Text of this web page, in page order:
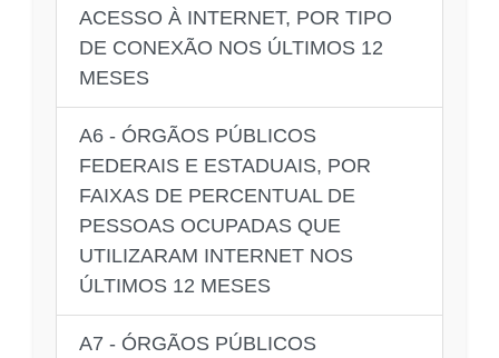
ACESSO À INTERNET, POR TIPO
DE CONEXÃO NOS ÚLTIMOS 12
MESES
A6 - ÓRGÃOS PÚBLICOS
FEDERAIS E ESTADUAIS, POR
FAIXAS DE PERCENTUAL DE
PESSOAS OCUPADAS QUE
UTILIZARAM INTERNET NOS
ÚLTIMOS 12 MESES
A7 - ÓRGÃOS PÚBLICOS